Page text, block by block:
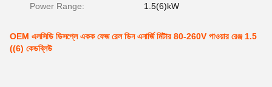
Power Range: 1.5(6)kW
OEM এলসিডি ডিসপ্লে একক ফেজ রেল ডিন এনার্জি মিটার 80-260V পাওয়ার রেঞ্জ 1.5
((6) কেডব্লিউ